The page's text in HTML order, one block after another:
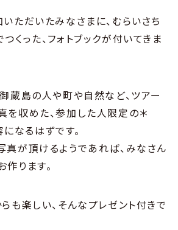
ただいたみなさまに、むらいさち
くった、フォトブックが付いてきま
蔵島の人や町や自然など、ツアー
を収めた、参加した人限定の＊
なるはずです。
真が頂けるようであれば、みなさん
ります。
も楽しい、そんなプレゼント付きで